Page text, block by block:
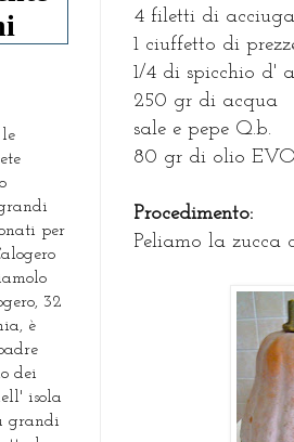
4 filetti di acciuga
1 ciuffetto di
1/4 di spicchio d'
250 gr di acqua
sale e pepe Q.b.
80 gr di olio
Procedimento:
Peliamo la
per
32
è
dei
isola
grandi